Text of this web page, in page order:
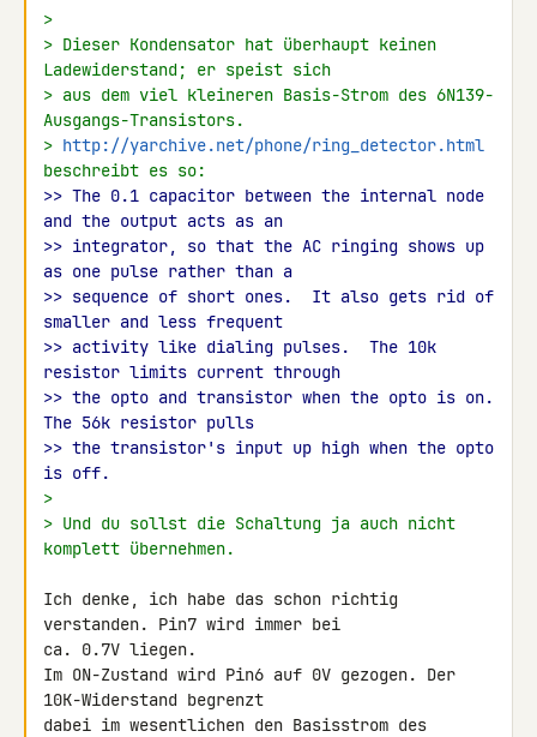
>
> Dieser Kondensator hat überhaupt keinen
Ladewiderstand; er speist sich
> aus dem viel kleineren Basis-Strom des 6N139-
Ausgangs-Transistors.
> http://yarchive.net/phone/ring_detector.html
beschreibt es so:
>> The 0.1 capacitor between the internal node
and the output acts as an
>> integrator, so that the AC ringing shows up
as one pulse rather than a
>> sequence of short ones.  It also gets rid of
smaller and less frequent
>> activity like dialing pulses.  The 10k
resistor limits current through
>> the opto and transistor when the opto is on.
The 56k resistor pulls
>> the transistor's input up high when the opto
is off.
>
> Und du sollst die Schaltung ja auch nicht
komplett übernehmen.
Ich denke, ich habe das schon richtig
verstanden. Pin7 wird immer bei
ca. 0.7V liegen.
Im ON-Zustand wird Pin6 auf 0V gezogen. Der
10K-Widerstand begrenzt
dabei im wesentlichen den Basisstrom des